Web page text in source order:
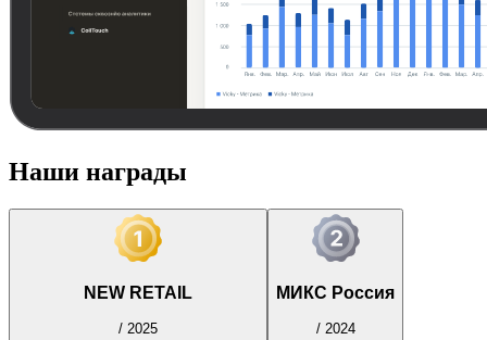
Наши награды
NEW RETAIL
/ 2025
МИКС Россия
/ 2024